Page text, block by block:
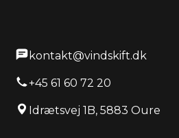
kontakt@vindskift.dk
+45 61 60 72 20
Idrætsvej 1B, 5883 Oure